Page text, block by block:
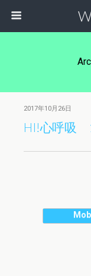
2017年10月26日
HI!心呼吸